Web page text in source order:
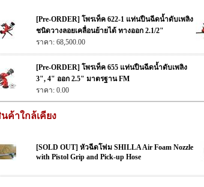
[Pre-ORDER] โพรเท็ค 622-1 แท่นปืนฉีดน้ำดับเพลิง
ชนิดวางลอยเคลื่อนย้ายได้ ทางออก 2.1/2"
ราคา: 68,500.00
[Pre-ORDER] โพรเท็ค 655 แท่นปืนฉีดน้ำดับเพลิง
3", 4" ออก 2.5" มาตรฐาน FM
ราคา: 0.00
ค้าใกล้เคียง
[SOLD OUT] หัวฉีดโฟม SHILLA Air Foam Nozzle
with Pistol Grip and Pick-up Hose